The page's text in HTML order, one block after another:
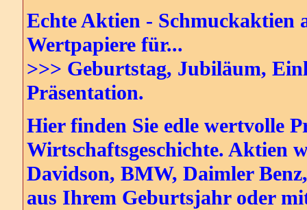
Echte Aktien - Schmuckaktien
Wertpapiere für...
>>> Geburtstag, Jubiläum,
Präsentation.
Hier finden Sie edle wertvolle
Wirtschaftsgeschichte. Aktien
Davidson, BMW, Daimler
aus Ihrem Geburtsjahr oder